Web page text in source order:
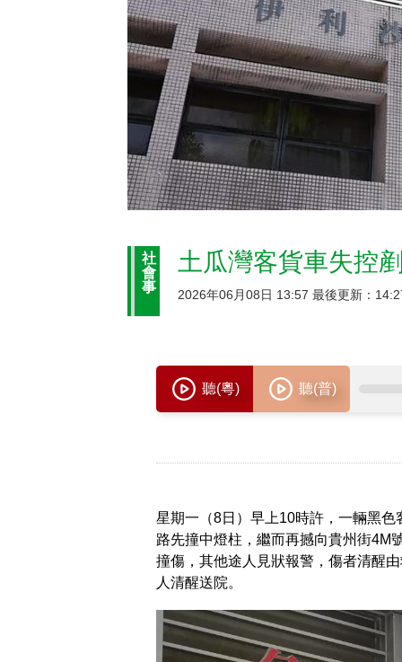
社
會
事
土瓜灣客貨車失控
2026年06月08日 13:57 最後更新：
星期一（8日）早上10時許，一輛黑
路先撞中燈柱，繼而再撼向貴州街4M
撞傷，其他途人見狀報警，傷者清醒
人清醒送院。